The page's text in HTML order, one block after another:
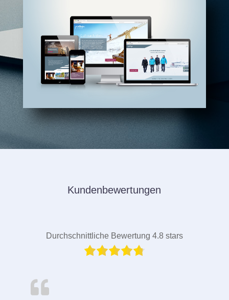
Kundenbewertungen
Durchschnittliche Bewertung 4.8 stars